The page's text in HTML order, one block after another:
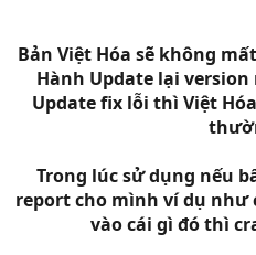
Bản Việt Hóa sẽ không
Hành Update lại
Update fix lỗi thì Việt
Trong lúc sử dụng nếu
report cho mình ví dụ như
vào cái gì đó thì